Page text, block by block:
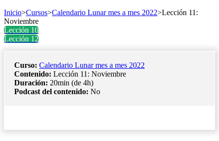
Inicio>Cursos>Calendario Lunar mes a mes 2022>Lección 11:
Noviembre
Lección 10
Lección 12
Curso: Calendario Lunar mes a mes 2022
Contenido: Lección 11: Noviembre
Duración: 20min (de 4h)
Podcast del contenido: No